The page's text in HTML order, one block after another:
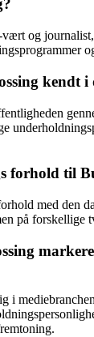
vært og
kendt i
forhold til
med den
på forskellige
i